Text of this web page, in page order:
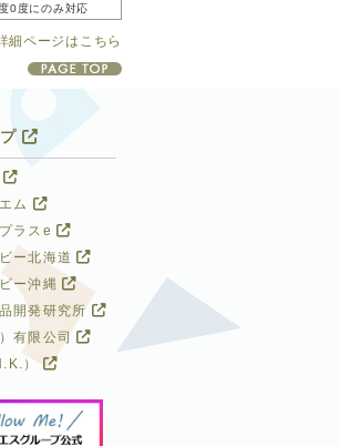
0度にのみ対応
細ページはこちら
プ
ム
ラスe
ー北海道
ー沖縄
開発研究所
有限公司
）